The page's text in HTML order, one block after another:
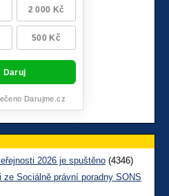
2026 je spuštěno (4346)
Sociálně právní poradny SONS